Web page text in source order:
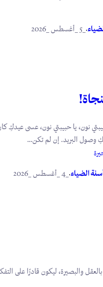
.
نون، يا حبيبتي نون، عسى عيدكِ
وصول البريد. إن لم تكن…
الضياء.
والبصيرة، ليكون قادرًا على